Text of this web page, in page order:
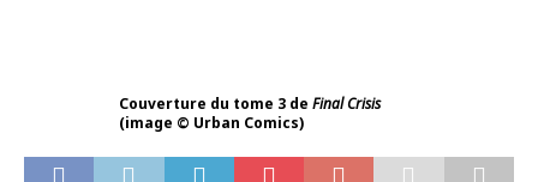
Couverture du tome 3 de Final Crisis
(image © Urban Comics)